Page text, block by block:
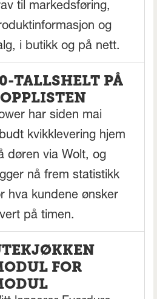
til markedsføring,
og
i butikk og på nett.
TALLSHELT PÅ
har siden mai
kvikklevering hjem
døren via Wolt, og
nå frem statistikk
hva kundene ønsker
på timen.
FOR